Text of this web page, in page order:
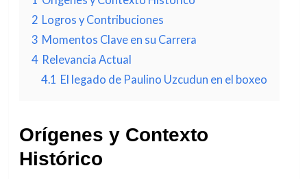
2 Logros y Contribuciones
3 Momentos Clave en su Carrera
4 Relevancia Actual
4.1 El legado de Paulino Uzcudun en el boxeo
Orígenes y Contexto
Histórico